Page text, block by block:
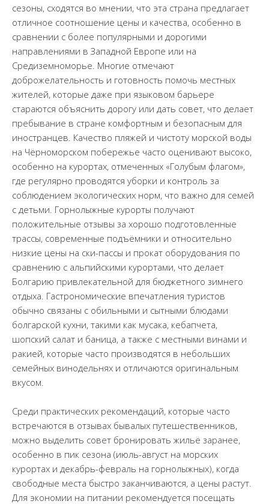
сезоны, сходятся во мнении, что эта страна предлагает
отличное соотношение цены и качества, особенно в
сравнении с более популярными и дорогими
направлениями в Западной Европе или на
Средиземноморье. Многие отмечают
доброжелательность и готовность помочь местных
жителей, которые даже при языковом барьере
стараются объяснить дорогу или дать совет, что делает
пребывание в стране комфортным и безопасным для
иностранцев. Качество пляжей и чистоту морской воды
на Чёрноморском побережье часто оценивают высоко,
особенно на курортах, отмеченных «Голубым флагом»,
где регулярно проводятся уборки и контроль за
соблюдением экологических норм, что важно для семей
с детьми. Горнолыжные курорты получают
положительные отзывы за хорошо подготовленные
трассы, современные подъёмники и относительно
низкие цены на ски-пассы и прокат оборудования по
сравнению с альпийскими курортами, что делает
Болгарию привлекательной для бюджетного зимнего
отдыха. Гастрономические впечатления туристов
обычно связаны с обильными и сытными блюдами
болгарской кухни, такими как мусака, кебапчета,
шопский салат и баница, а также с местными винами и
ракией, которые часто производятся в небольших
семейных винодельнях и отличаются оригинальным
вкусом.
Среди практических рекомендаций, которые часто
встречаются в отзывах бывалых путешественников,
можно выделить совет бронировать жильё заранее,
особенно в пик сезона (июль-август на морских
курортах и декабрь-февраль на горнолыжных), когда
свободные места быстро заканчиваются, а цены растут.
Для экономии на питании рекомендуется посещать